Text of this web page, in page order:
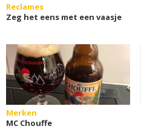
Reclames
Zeg het eens met een vaasje
Merken
MC Chouffe